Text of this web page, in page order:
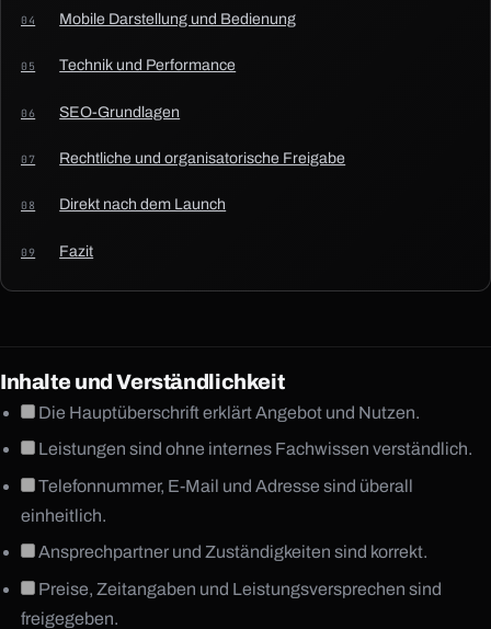
Mobile Darstellung und Bedienung
Technik und Performance
SEO-Grundlagen
Rechtliche und organisatorische Freigabe
Direkt nach dem Launch
Fazit
Inhalte und Verständlichkeit
Die Hauptüberschrift erklärt Angebot und Nutzen.
Leistungen sind ohne internes Fachwissen verständlich.
Telefonnummer, E-Mail und Adresse sind überall
einheitlich.
Ansprechpartner und Zuständigkeiten sind korrekt.
Preise, Zeitangaben und Leistungsversprechen sind
freigegeben.